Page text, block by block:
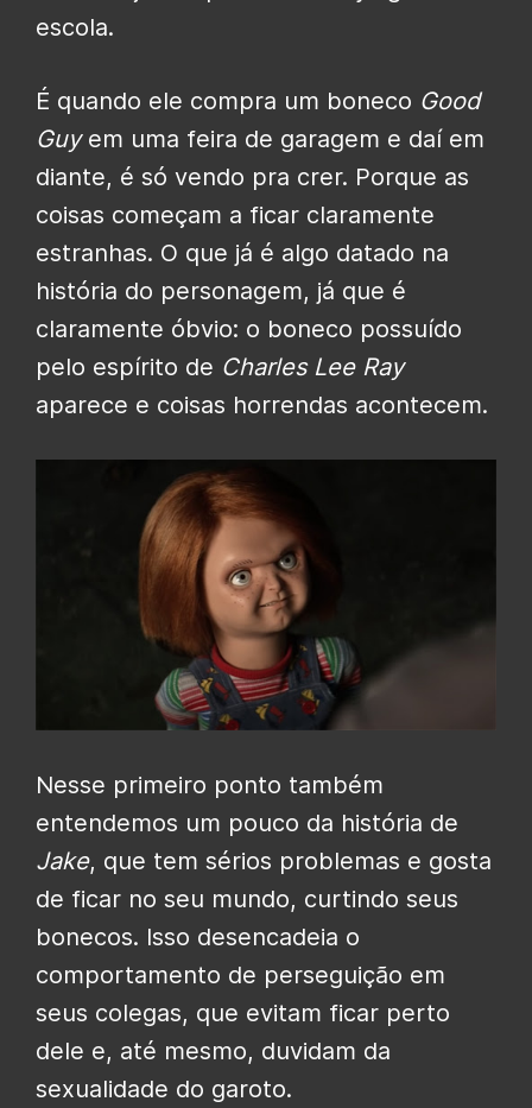
escola.
É quando ele compra um boneco Good
Guyem uma feira de garagem e daí em
diante, é só vendo pra crer. Porque as
coisas começam a ficar claramente
estranhas. O que já é algo datado na
história do personagem, já que é
claramente óbvio: o boneco possuído
pelo espírito de Charles Lee Ray
aparece e coisas horrendas acontecem.
Nesse primeiro ponto também
entendemos um pouco da história de
Jake, que tem sérios problemas e gosta
de ficar no seu mundo, curtindo seus
bonecos. Isso desencadeia o
comportamento de perseguição em
seus colegas, que evitam ficar perto
dele e, até mesmo, duvidam da
sexualidade do garoto.